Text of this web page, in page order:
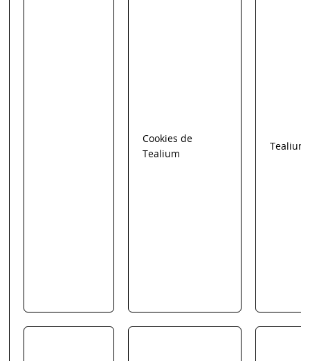
Cookies de
Tealium
Tealium